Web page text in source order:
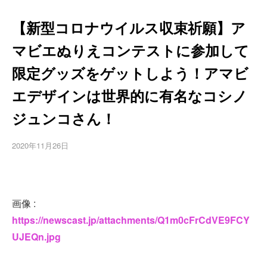
【新型コロナウイルス収束祈願】ア
マビエぬりえコンテストに参加して
限定グッズをゲットしよう！アマビ
エデザインは世界的に有名なコシノ
ジュンコさん！
2020年11月26日
画像 :
https://newscast.jp/attachments/Q1m0cFrCdVE9FCY
UJEQn.jpg